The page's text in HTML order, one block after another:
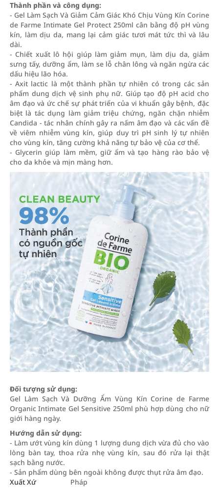
Thành phần và công dụng:
- Gel Làm Sạch Và Giảm Cảm Giác Khó Chịu Vùng Kín Corine
de Farme Intimate Gel Protect 250ml cân bằng độ pH vùng
kín, làm dịu da, mang lại cảm giác tươi mát tức thì và lâu
dài.
- Chiết xuất lô hội giúp làm giảm mụn, làm dịu da, giảm
sưng tấy, dưỡng ẩm, làm se lỗ chân lông và ngăn ngừa các
dấu hiệu lão hóa.
- Axit lactic là một thành phần tự nhiên có trong các sản
phẩm dung dịch vệ sinh phụ nữ. Giúp tạo độ pH acid cho
âm đạo và ức chế sự phát triển của vi khuẩn gây bệnh, đặc
biệt là tác dụng làm giảm triệu chứng, ngăn chặn nhiễm
Candida - tác nhân chính gây ra nấm âm đạo và các vấn đề
về viêm nhiễm vùng kín, giúp duy trì pH sinh lý tự nhiên
cho vùng kín, tăng cường khả năng tự bảo vệ của cơ thể.
- Glycerin giúp làm mềm, giữ ẩm và tạo hàng rào bảo vệ
cho da khỏe và mịn màng hơn.
Đối tượng sử dụng:
Gel Làm Sạch Và Dưỡng Ẩm Vùng Kín Corine de Farme
Organic Intimate Gel Sensitive 250ml phù hợp dùng cho nữ
giới hàng ngày.
Hướng dẫn sử dụng:
- Làm ướt vùng kín dùng 1 lượng dung dịch vừa đủ cho vào
lòng bàn tay, thoa rửa nhẹ vùng kín, sau đó rửa lại thật
sạch bằng nước.
- Sản phẩm dùng bên ngoài không được thụt rửa âm đạo.
Xuất Xứ
Pháp